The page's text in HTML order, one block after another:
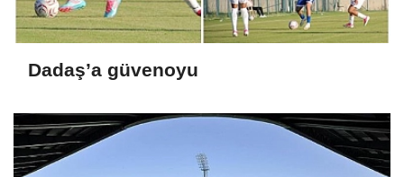
Dadaş’a güvenoyu